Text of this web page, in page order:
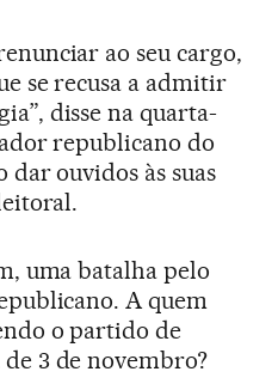
ao seu cargo,
se recusa a admitir
disse na quarta-
republicano do
dar ouvidos às suas
uma batalha pelo
A quem
o partido de
3 de novembro?